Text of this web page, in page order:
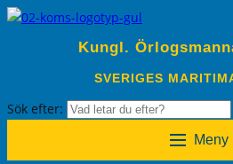
Kungl.
SVERIGES
Sök efter:
Meny